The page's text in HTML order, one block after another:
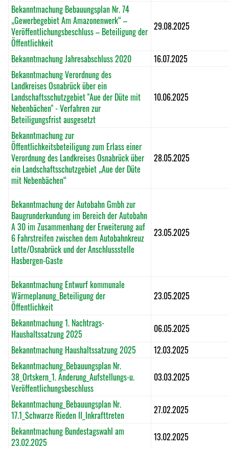
Bekanntmachung Bebauungsplan Nr. 74
„Gewerbegebiet Am Amazonenwerk“ –
Veröffentlichungsbeschluss – Beteiligung der
Öffentlichkeit
29.08.2025
Bekanntmachung Jahresabschluss 2020
16.07.2025
Bekanntmachung Verordnung des
Landkreises Osnabrück über ein
Landschaftsschutzgebiet "Aue der Düte mit
Nebenbächen" - Verfahren zur
Beteiligungsfrist ausgesetzt
10.06.2025
Bekanntmachung zur
Öffentlichkeitsbeteiligung zum Erlass einer
Verordnung des Landkreises Osnabrück über
ein Landschaftsschutzgebiet „Aue der Düte
mit Nebenbächen“
28.05.2025
Bekanntmachung der Autobahn Gmbh zur
Baugrunderkundung im Bereich der Autobahn
A 30 im Zusammenhang der Erweiterung auf
6 Fahrstreifen zwischen dem Autobahnkreuz
Lotte/Osnabrück und der Anschlussstelle
Hasbergen-Gaste
23.05.2025
Bekanntmachung Entwurf kommunale
Wärmeplanung_Beteiligung der
Öffentlichkeit
23.05.2025
Bekanntmachung 1. Nachtrags-
Haushaltssatzung 2025
06.05.2025
Bekanntmachung Haushaltssatzung 2025
12.03.2025
Bekanntmachung_Bebauungsplan Nr.
38_Ortskern_1. Änderung_Aufstellungs-u.
Veröffentlichungsbeschluss
03.03.2025
Bekanntmachung_Bebauungsplan Nr.
17.1_Schwarze Rieden II_Inkrafttreten
27.02.2025
Bekanntmachung Bundestagswahl am
23.02.2025
13.02.2025